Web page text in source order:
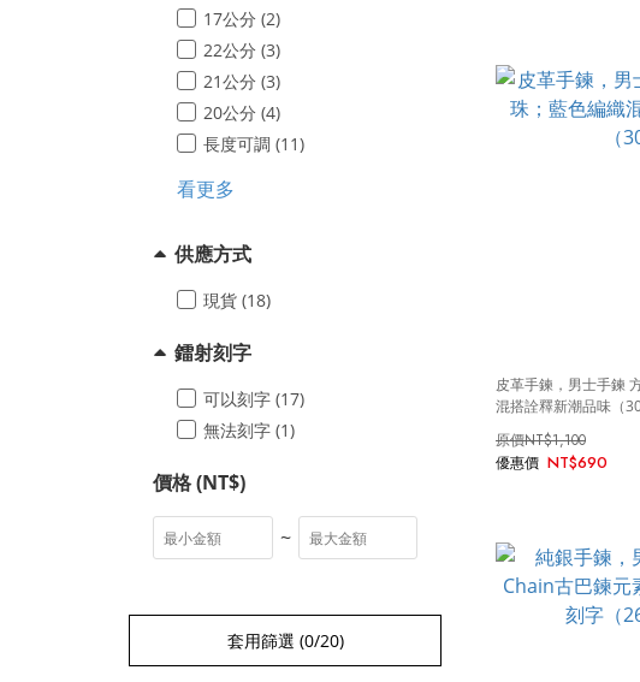
套用篩選 (0/20)
17公分 (2)
22公分 (3)
21公分 (3)
20公分 (4)
長度可調 (11)
看更多
供應方式
現貨 (18)
鐳射刻字
可以刻字 (17)
無法刻字 (1)
價格 (NT$)
~
皮革手鍊，男士手鍊
混搭詮釋新潮品味（
NT$1,100
NT$690